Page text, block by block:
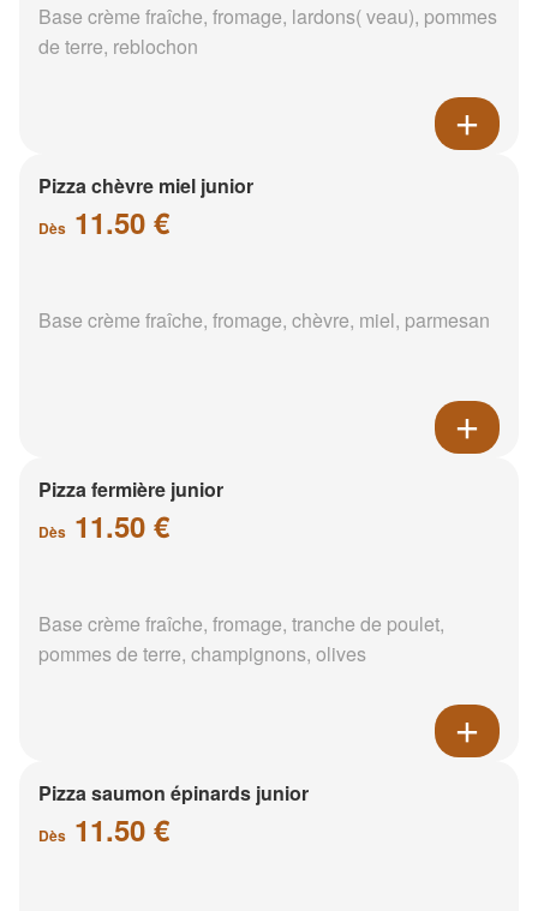
Base crème fraîche, fromage, lardons( veau), pommes
de terre, reblochon
Pizza chèvre miel junior
Dès 11.50 €
Base crème fraîche, fromage, chèvre, miel, parmesan
Pizza fermière junior
Dès 11.50 €
Base crème fraîche, fromage, tranche de poulet,
pommes de terre, champignons, olives
Pizza saumon épinards junior
Dès 11.50 €